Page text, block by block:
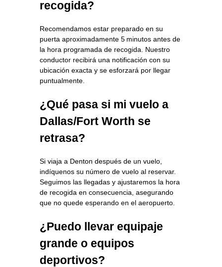
recogida?
Recomendamos estar preparado en su
puerta aproximadamente 5 minutos antes de
la hora programada de recogida. Nuestro
conductor recibirá una notificación con su
ubicación exacta y se esforzará por llegar
puntualmente.
¿Qué pasa si mi vuelo a
Dallas/Fort Worth se
retrasa?
Si viaja a Denton después de un vuelo,
indíquenos su número de vuelo al reservar.
Seguimos las llegadas y ajustaremos la hora
de recogida en consecuencia, asegurando
que no quede esperando en el aeropuerto.
¿Puedo llevar equipaje
grande o equipos
deportivos?